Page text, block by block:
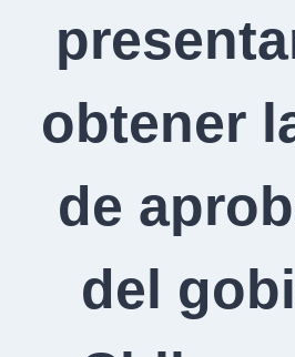
obtener
de
del